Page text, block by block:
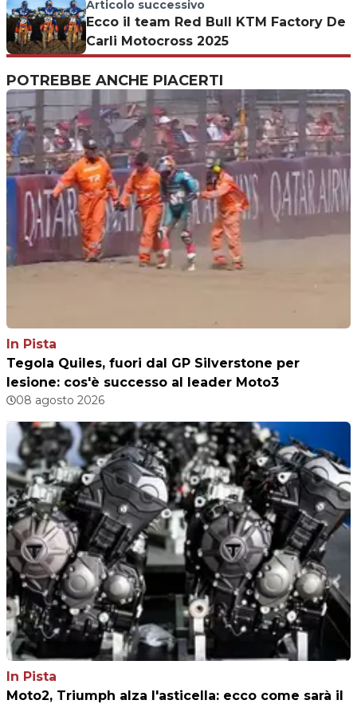
Articolo successivo
Ecco il team Red Bull KTM Factory De
Carli Motocross 2025
POTREBBE ANCHE PIACERTI
In Pista
Tegola Quiles, fuori dal GP Silverstone per
lesione: cos'è successo al leader Moto3
08 agosto 2026
In Pista
Moto2, Triumph alza l'asticella: ecco come sarà il